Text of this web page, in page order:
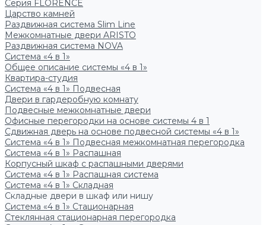
Серия FLORENCE
Царство камней
Раздвижная система Slim Line
Межкомнатные двери ARISTO
Раздвижная система NOVA
Система «4 в 1»
Общее описание системы «4 в 1»
Квартира-студия
Система «4 в 1» Подвесная
Двери в гардеробную комнату
Подвесные межкомнатные двери
Офисные перегородки на основе системы 4 в 1
Сдвижная дверь на основе подвесной системы «4 в 1»
Система «4 в 1» Подвесная межкомнатная перегородка
Система «4 в 1» Распашная
Корпусный шкаф с распашными дверями
Система «4 в 1» Распашная система
Система «4 в 1» Складная
Складные двери в шкаф или нишу
Система «4 в 1» Стационарная
Стеклянная стационарная перегородка